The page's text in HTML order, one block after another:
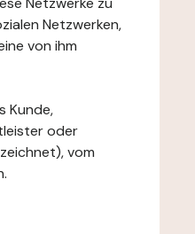
Netzwerken,
von ihm
Kunde,
oder
vom